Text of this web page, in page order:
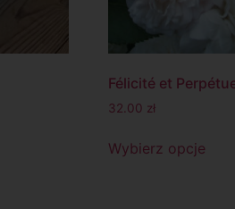
Félicité et
32.00 zł
Wybierz opcje